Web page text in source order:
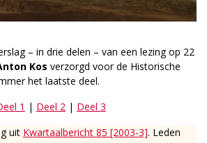
– in drie delen – van een lezing op 22
Kos verzorgd voor de Historische
het laatste deel.
1 | Deel 2 | Deel 3
uit Kwartaalbericht 85 [2003-3]. Leden